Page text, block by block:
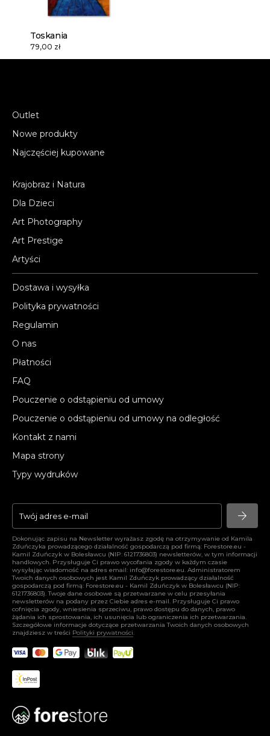
Toskania
79,00 zł
Outlet
Nowe produkty
Najczęściej kupowane
Krajobraz i Natura
Dla Dzieci
Art Photography
Art Prestige
Artyści
Dostawa i wysyłka
Polityka prywatności
Regulamin
O nas
Płatności
FAQ
Pouczenie o odstąpieniu od umowy
Pouczenie o odstąpieniu od umowy na odległość
Kontakt z nami
Mapa strony
Typy wydruków
arrow_forward
Dokonując zapisu na Newsletter wyrażasz zgodę na otrzymywanie od Kamila
Zduńczyka prowadzącego działalność gospodarczą pod firmą: Forestore.eu -
Kamil Zduńczyk w Bolesławcu (NIP: 6121736803) newsletterów, w tym informacji
handlowych. Przysługuje Ci prawo wycofania zgody w każdym czasie
wysyłając wiadomość na adres email: info@forestore.eu. Administratorem
Twoich danych osobowych jest Kamil Zduńczyk prowadzący działalność
gospodarczą pod firmą: Forestore.eu - Kamil Zduńczyk w Bolesławcu (NIP:
6121736803). Twoje dane osobowe są przetwarzane w celu przesyłania
newsletterów na podany przez Ciebie adres e-mail. Przysługuje Ci prawo
cofnięcia zgody, wniesienia sprzeciwu, prawo dostępu do danych, prawo
żądania ich sprostowania, ich usunięcia lub ograniczenia ich przetwarzania.
Szczegółowe informacje dotyczące przetwarzania Twoich danych osobowych
znajdziesz w treści Polityki prywatności.